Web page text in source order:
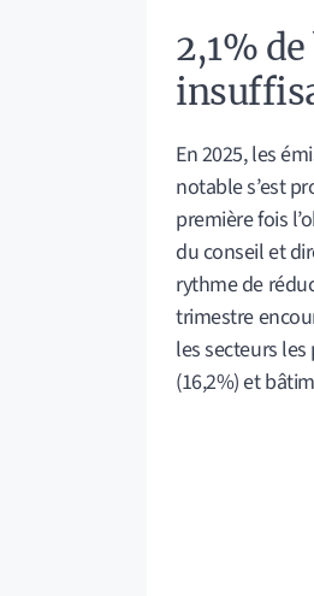
2,1%
En 2025, les
notable s’est
première fois
du conseil et
rythme de
trimestre
les secteurs
(16,2%) et